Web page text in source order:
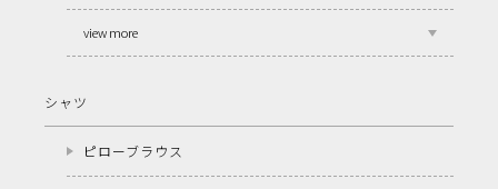
view more
シャツ
ピローブラウス